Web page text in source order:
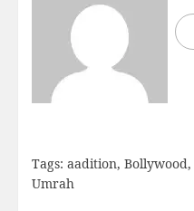
Tags: aadition, Bollywood,
Umrah